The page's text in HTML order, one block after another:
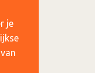
je